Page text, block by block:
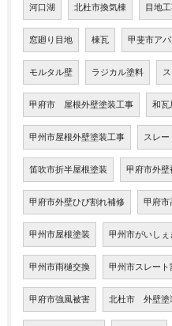
河口湖 北杜市換気棟 目地
窓廻り目地 棟瓦 甲斐市ア
モルタル壁 ラジカル塗料
甲府市 屋根外壁塗装工事 和瓦
甲州市屋根外壁塗装工事 スレー
笛吹市折半屋根塗装 甲府市外壁
甲府市外壁ひび割れ補修 甲府市
甲州市屋根塗装 甲州市がいしぇ
甲州市雨樋交換 甲州市スレート
甲府市強風被害 北杜市 外壁塗